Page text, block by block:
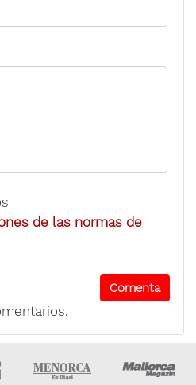
de las normas de
Ultima hora Ibiza Menorca • Es Diari